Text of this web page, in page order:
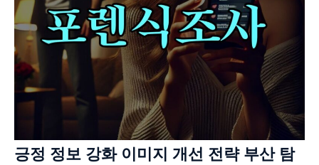
긍정 정보 강화 이미지 개선 전략 부산 탐